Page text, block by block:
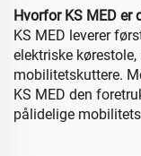
Hvorfor KS MED
KS MED leverer
elektriske
mobilitetskuttere.
KS MED den
pålidelige